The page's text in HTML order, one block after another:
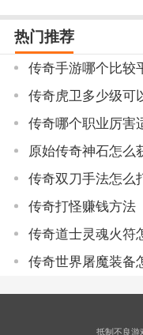
热门推荐
传奇手游哪个比较
传奇虎卫多少级可
传奇哪个职业厉害
原始传奇神石怎么
传奇双刀手法怎么
传奇打怪赚钱方法
传奇道士灵魂火符
传奇世界屠魔装备
抵制不良游